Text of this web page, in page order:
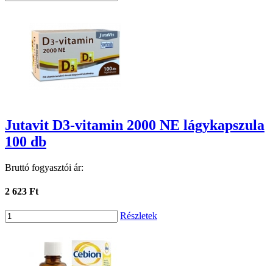
Jutavit D3-vitamin 2000 NE lágykapszula
100 db
Bruttó fogyasztói ár:
2 623 Ft
Részletek